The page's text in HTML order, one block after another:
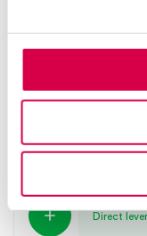
hy@pro N3.2
DISTRIFUND
Direct